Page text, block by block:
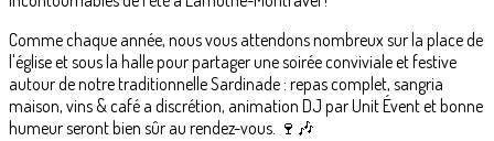
Comme chaque année, nous vous attendons nombreux sur la place de
l'église et sous la halle pour partager une soirée conviviale et festive
autour de notre traditionnelle Sardinade : repas complet, sangria
maison, vins & café a discrétion, animation DJ par Unit Évent et bonne
humeur seront bien sûr au rendez-vous. 🍷🎶